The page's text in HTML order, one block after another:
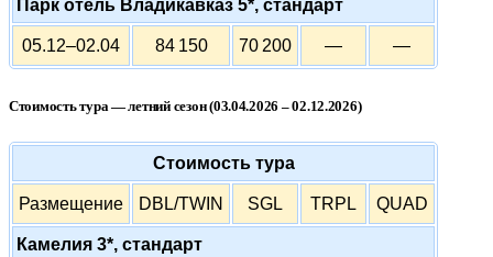
Парк отель Владикавказ 5*, стандарт
05.12–02.04 84 150 70 200 — —
Стоимость тура — летний сезон (03.04.2026 – 02.12.2026)
Стоимость тура
Размещение DBL/TWIN SGL TRPL QUAD
Камелия 3*, стандарт